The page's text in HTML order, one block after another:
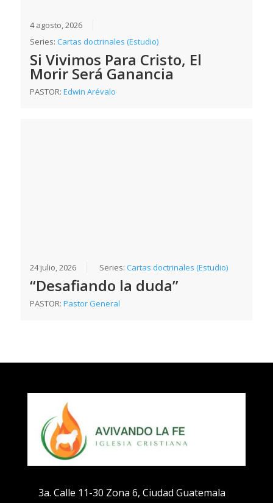
4 agosto, 2026
Series:Cartas doctrinales (Estudio)
Si Vivimos Para Cristo, El
Morir Será Ganancia
PASTOR:Edwin Arévalo
24 julio, 2026 Series:Cartas doctrinales (Estudio)
“Desafiando la duda”
PASTOR:Pastor General
3a. Calle 11-30 Zona 6, Ciudad Guatemala